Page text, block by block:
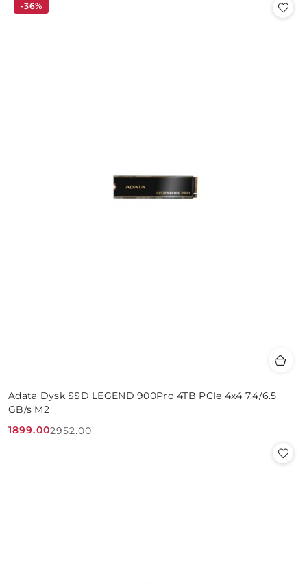
Adata Dysk SSD LEGEND 900Pro 4TB PCIe 4x4 7.4/6.5
GB/s M2
Cena
1899.00
Cena
2952.00
-36%